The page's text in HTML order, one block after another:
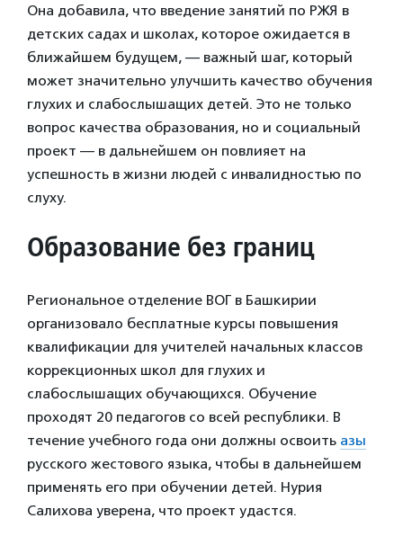
Она добавила, что введение занятий по РЖЯ в
детских садах и школах, которое ожидается в
ближайшем будущем, — важный шаг, который
может значительно улучшить качество обучения
глухих и слабослышащих детей. Это не только
вопрос качества образования, но и социальный
проект — в дальнейшем он повлияет на
успешность в жизни людей с инвалидностью по
слуху.
Образование без границ
Региональное отделение ВОГ в Башкирии
организовало бесплатные курсы повышения
квалификации для учителей начальных классов
коррекционных школ для глухих и
слабослышащих обучающихся. Обучение
проходят 20 педагогов со всей республики. В
течение учебного года они должны освоить азы
русского жестового языка, чтобы в дальнейшем
применять его при обучении детей. Нурия
Салихова уверена, что проект удастся.